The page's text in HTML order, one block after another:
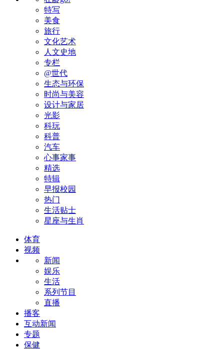
特写
美食
旅行
文化艺术
人文史地
专栏
@世代
生态与环保
时尚与美容
设计与家居
光影
科玩
科普
汽车
心事家事
精选
特辑
早报校园
热门
生活贴士
星座与生肖
体育
视频
新闻
娱乐
生活
系列节目
直播
播客
互动新闻
专题
保健